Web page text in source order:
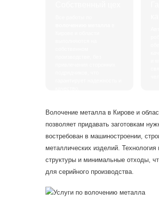
Волочение металла в Кирове и
позволяет придавать заготовкам
востребован в машиностроении,
металлических изделий.
структуры и минимальные отходы,
для серийного производства.